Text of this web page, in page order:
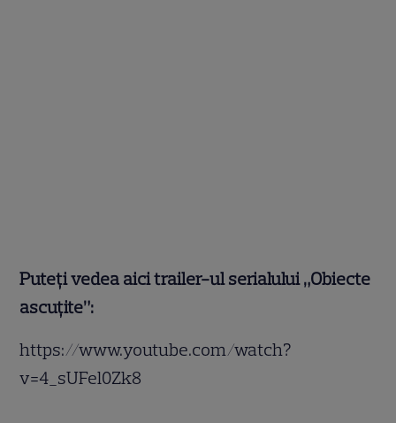
Puteți vedea aici trailer-ul serialului „Obiecte
ascuțite”:
https://www.youtube.com/watch?
v=4_sUFel0Zk8